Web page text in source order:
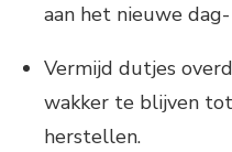
aan het nieuwe
Vermijd dutjes
wakker te blijven
herstellen.